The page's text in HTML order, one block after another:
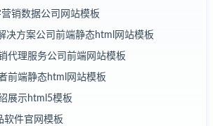
销数据公司网站模板
决方案公司前端静态html网站模板
代理服务公司前端网站模板
前端静态html网站模板
展示html5模板
软件官网模板